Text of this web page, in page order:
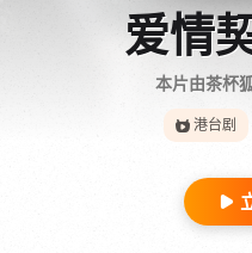
爱情
本片由茶杯
港台剧